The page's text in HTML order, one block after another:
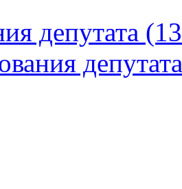
депутата
депутата